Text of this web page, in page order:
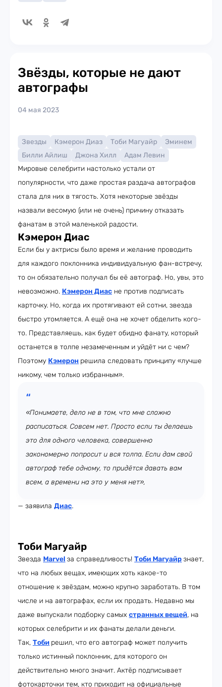
Звёзды, которые не дают
автографы
04 мая 2023
Звезды Кэмерон Диаз Тоби Магуайр
Эминем
Билли Айлиш
Джона Хилл
Адам Левин
Мировые селебрити настолько устали от
популярности, что даже простая раздача автографов
стала для них в тягость. Хотя некоторые звёзды
назвали весомую (или не очень) причину отказать
фанатам в этой маленькой радости.
Кэмерон Диас
Если бы у актрисы было время и желание проводить
для каждого поклонника индивидуальную фан-встречу,
то он обязательно получал бы её автограф. Но, увы, это
невозможно. Кэмерон Диас не против подписать
карточку. Но, когда их протягивают ей сотни, звезда
быстро утомляется. А ещё она не хочет обделить кого-
то. Представляешь, как будет обидно фанату, который
останется в толпе незамеченным и уйдёт ни с чем?
Поэтому Кэмерон решила следовать принципу «лучше
никому, чем только избранным».
«Понимаете, дело не в том, что мне сложно
расписаться. Совсем нет. Просто если ты делаешь
это для одного человека, совершенно
закономерно попросит и вся толпа. Если дам свой
автограф тебе одному, то придётся давать вам
всем, а времени на это у меня нет»,
— заявила Диас.
Тоби Магуайр
Звезда Marvel за справедливость! Тоби Магуайр знает,
что на любых вещах, имеющих хоть какое-то
отношение к звёздам, можно крупно заработать. В том
числе и на автографах, если их продать. Недавно мы
даже выпускали подборку самых странных вещей, на
которых селебрити и их фанаты делали деньги.
Так, Тоби решил, что его автограф может получить
только истинный поклонник, для которого он
действительно много значит. Актёр подписывает
фотокарточки тем, кто приходит на официальные